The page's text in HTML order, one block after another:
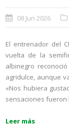
08 Jun 2026
El entrenador del
vuelta de la
albinegro
agridulce, aunque
«Nos hubiera
sensaciones fueron
Leer más